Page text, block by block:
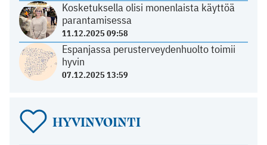
Kosketuksella olisi monenlaista käyttöä
parantamisessa
11.12.2025 09:58
Espanjassa perusterveydenhuolto toimii
hyvin
07.12.2025 13:59
HYVINVOINTI